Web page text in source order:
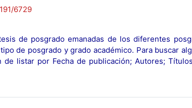
6729
de posgrado emanadas de los diferentes
de posgrado y grado académico. Para buscar
listar por Fecha de publicación; Autores;